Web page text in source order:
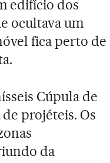
edifício dos
ocultava um
fica perto de
Cúpula de
projéteis. Os
da